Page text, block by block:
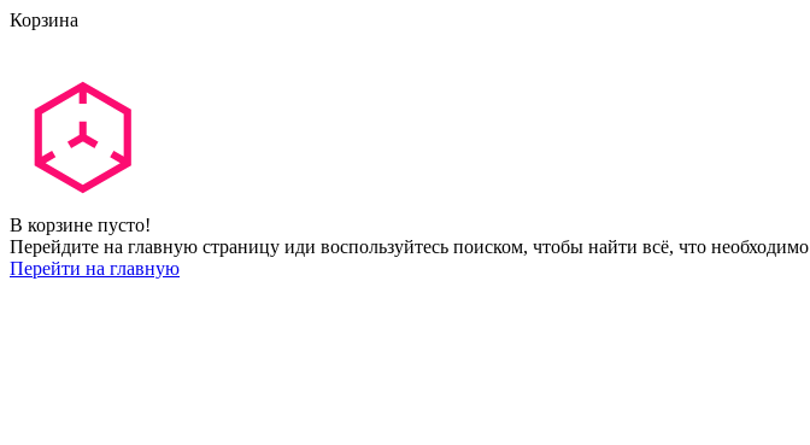
Корзина
В корзине пусто!
Перейдите на главную страницу иди воспользуйтесь поиском, чтобы найти всё, что необходимо
Перейти на главную